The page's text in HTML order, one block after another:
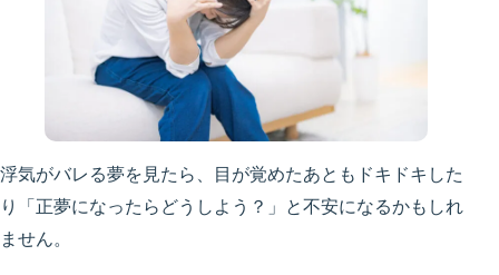
浮気がバレる夢を見たら、目が覚めたあともドキドキした
り「正夢になったらどうしよう？」と不安になるかもしれ
ません。